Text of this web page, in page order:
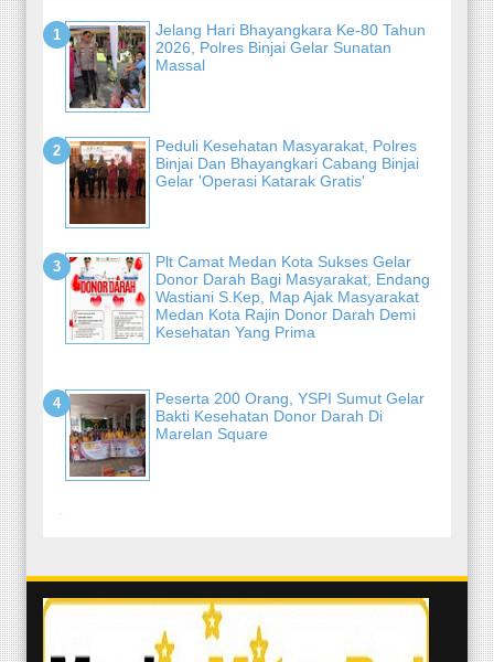
Jelang Hari Bhayangkara Ke-80 Tahun
2026, Polres Binjai Gelar Sunatan
Massal
Peduli Kesehatan Masyarakat, Polres
Binjai Dan Bhayangkari Cabang Binjai
Gelar 'Operasi Katarak Gratis'
Plt Camat Medan Kota Sukses Gelar
Donor Darah Bagi Masyarakat, Endang
Wastiani S.Kep, Map Ajak Masyarakat
Medan Kota Rajin Donor Darah Demi
Kesehatan Yang Prima
Peserta 200 Orang, YSPI Sumut Gelar
Bakti Kesehatan Donor Darah Di
Marelan Square
-